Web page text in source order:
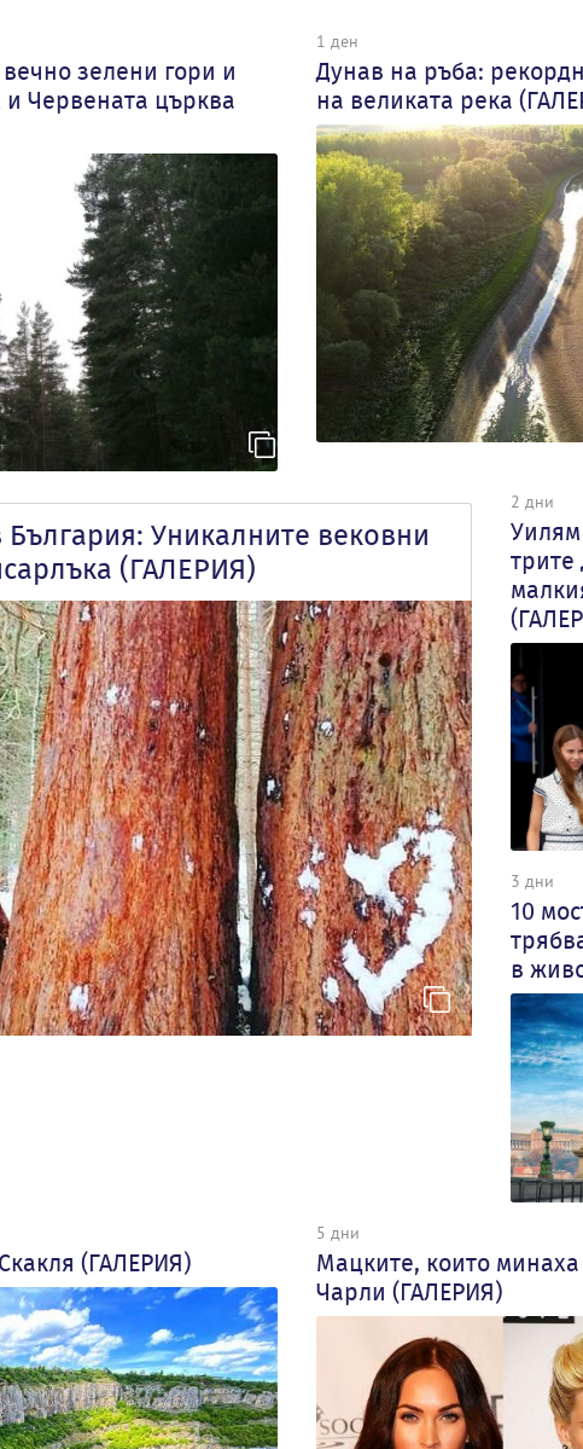
зелени гори и
Червената църква
1 ден
Дунав на ръба:
на великата река
България: Уникалните вековни
(ГАЛЕРИЯ)
2 дни
Уилям
3 дни
10
в
(ГАЛЕРИЯ)
5 дни
Мацките, които
Чарли (ГАЛЕРИЯ)